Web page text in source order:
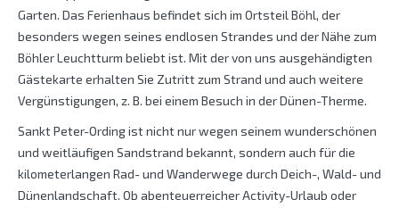
Garten. Das Ferienhaus befindet sich im Ortsteil Böhl, der
besonders wegen seines endlosen Strandes und der Nähe zum
Böhler Leuchtturm beliebt ist. Mit der von uns ausgehändigten
Gästekarte erhalten Sie Zutritt zum Strand und auch weitere
Vergünstigungen, z. B. bei einem Besuch in der Dünen-Therme.
Sankt Peter-Ording ist nicht nur wegen seinem wunderschönen
und weitläufigen Sandstrand bekannt, sondern auch für die
kilometerlangen Rad- und Wanderwege durch Deich-, Wald- und
Dünenlandschaft. Ob abenteuerreicher Activity-Urlaub oder